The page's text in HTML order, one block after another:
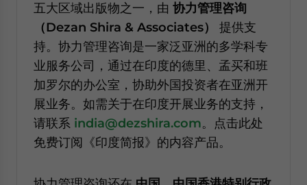
五大区域出版物之一，由 协力管理咨询
（Dezan Shira & Associates）
提供支
持。协力管理咨询是一家泛亚洲的多学科专
业服务公司，通过在印度的德里、孟买和班
加罗尔的办公室，协助外国投资者在亚洲开
展业务。如需关于在印度开展业务的支持，
请联系 india@dezshira.com。点击此处
免费订阅《印度简报》的内容产品。